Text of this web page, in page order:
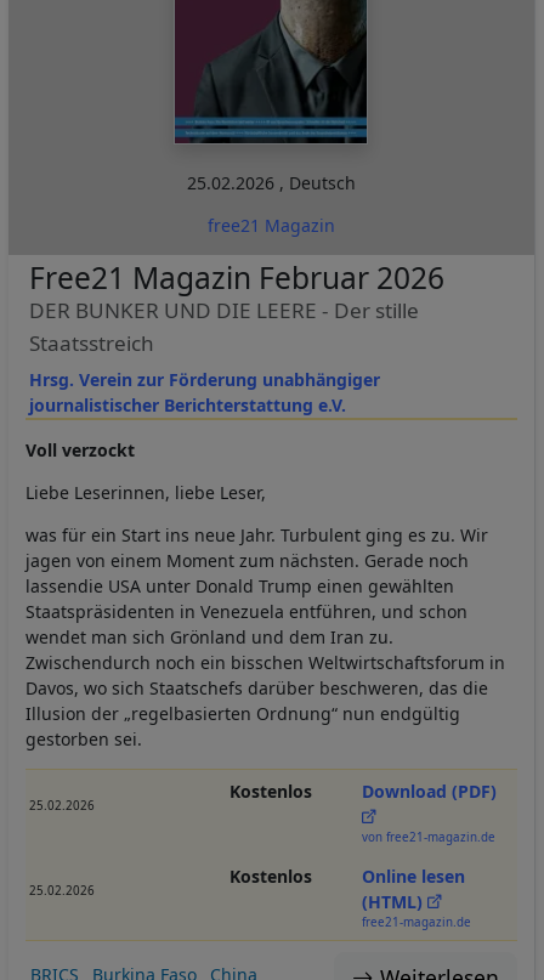
25.02.2026 , Deutsch
free21 Magazin
Hrsg. Verein zur Förderung unabhängiger
journalistischer Berichterstattung e.V.
Free21 Magazin Februar 2026
DER BUNKER UND DIE LEERE - Der stille
Staatsstreich
Voll verzockt
Liebe Leserinnen, liebe Leser,
was für ein Start ins neue Jahr. Turbulent ging es zu. Wir
jagen von einem Moment zum nächsten. Gerade noch
lassendie USA unter Donald Trump einen gewählten
Staatspräsidenten in Venezuela entführen, und schon
wendet man sich Grönland und dem Iran zu.
Zwischendurch noch ein bisschen Weltwirtschaftsforum in
Davos, wo sich Staatschefs darüber beschweren, das die
Illusion der „regelbasierten Ordnung“ nun endgültig
gestorben sei.
25.02.2026
Kostenlos Download (PDF)
von free21-magazin.de
25.02.2026
Kostenlos
Online lesen
(HTML)
free21-magazin.de
BRICS Burkina Faso China